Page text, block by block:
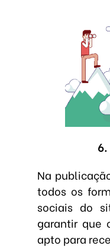
Na
todos os
sociais do
garantir que
apto para